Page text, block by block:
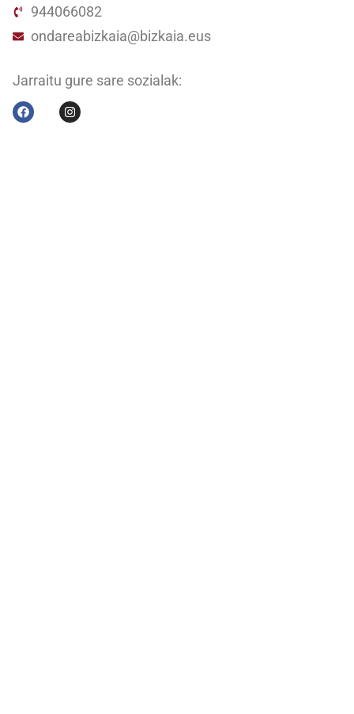
944066082
ondareabizkaia@bizkaia.eus
Jarraitu gure sare sozialak: